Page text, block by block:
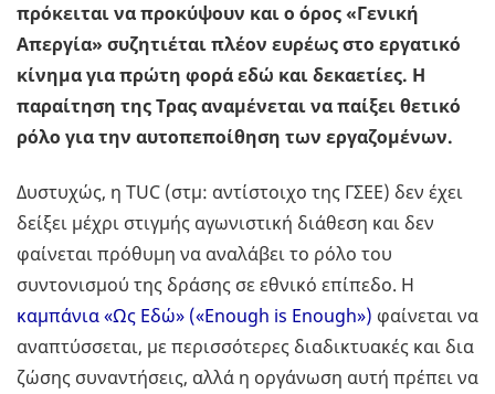
πρόκειται να προκύψουν και ο όρος «Γενική
Απεργία» συζητιέται πλέον ευρέως στο εργατικό
κίνημα για πρώτη φορά εδώ και δεκαετίες. Η
παραίτηση της Τρας αναμένεται να παίξει θετικό
ρόλο για την αυτοπεποίθηση των εργαζομένων.
Δυστυχώς, η TUC (στμ: αντίστοιχο της ΓΣΕΕ) δεν έχει
δείξει μέχρι στιγμής αγωνιστική διάθεση και δεν
φαίνεται πρόθυμη να αναλάβει το ρόλο του
συντονισμού της δράσης σε εθνικό επίπεδο. Η
καμπάνια «Ως Εδώ» («Enough is Enough») φαίνεται να
αναπτύσσεται, με περισσότερες διαδικτυακές και δια
ζώσης συναντήσεις, αλλά η οργάνωση αυτή πρέπει να